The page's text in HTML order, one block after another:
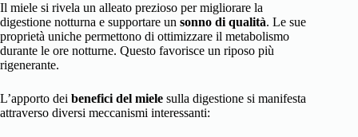
Il miele si rivela un alleato prezioso per migliorare la
digestione notturna e supportare un sonno di qualità. Le sue
proprietà uniche permettono di ottimizzare il metabolismo
durante le ore notturne. Questo favorisce un riposo più
rigenerante.
L’apporto dei benefici del miele sulla digestione si manifesta
attraverso diversi meccanismi interessanti: